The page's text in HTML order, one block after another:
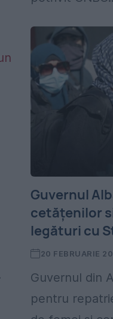
Guvernul
cetățenilor
legături cu
20 FEBRUARIE
Guvernul din
pentru